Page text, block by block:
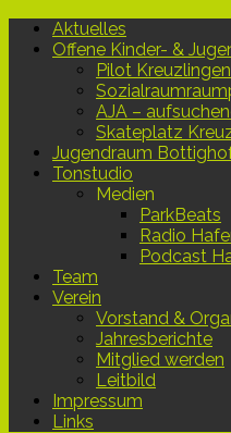
Aktuelles
Offene Kinder- &
Pilot
AJA –
Skateplatz
Jugendraum
Tonstudio
Medien
ParkBeats
Radio
Podcast
Team
Verein
Vorstand &
Jahresberichte
Mitglied werden
Leitbild
Impressum
Links